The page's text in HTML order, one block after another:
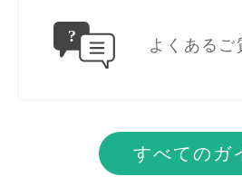
よくあるご
すべてのガ